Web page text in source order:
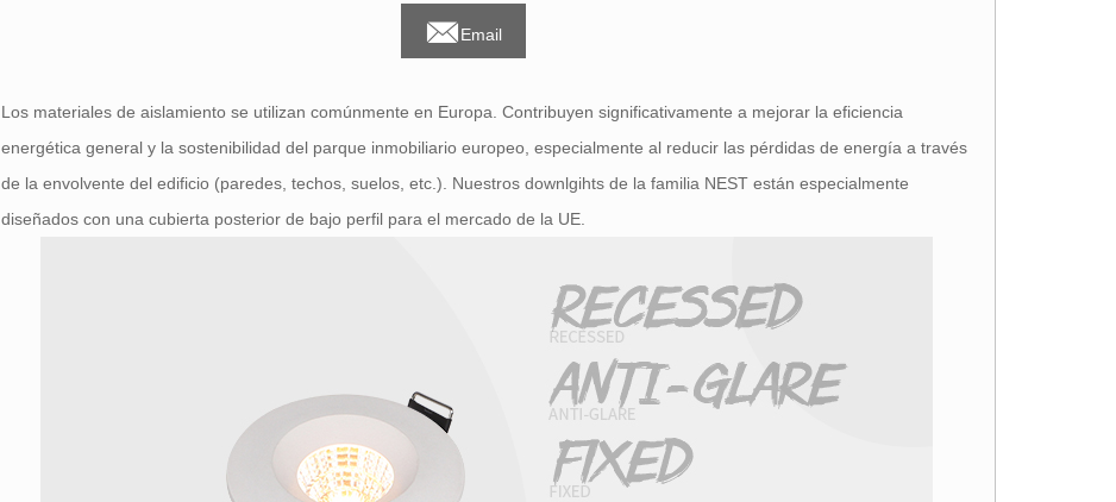
Email
Los materiales de aislamiento se utilizan comúnmente en Europa. Contribuyen significativamente a mejorar la eficiencia
energética general y la sostenibilidad del parque inmobiliario europeo, especialmente al reducir las pérdidas de energía a través
de la envolvente del edificio (paredes, techos, suelos, etc.). Nuestros downlgihts de la familia NEST están especialmente
diseñados con una cubierta posterior de bajo perfil para el mercado de la UE.